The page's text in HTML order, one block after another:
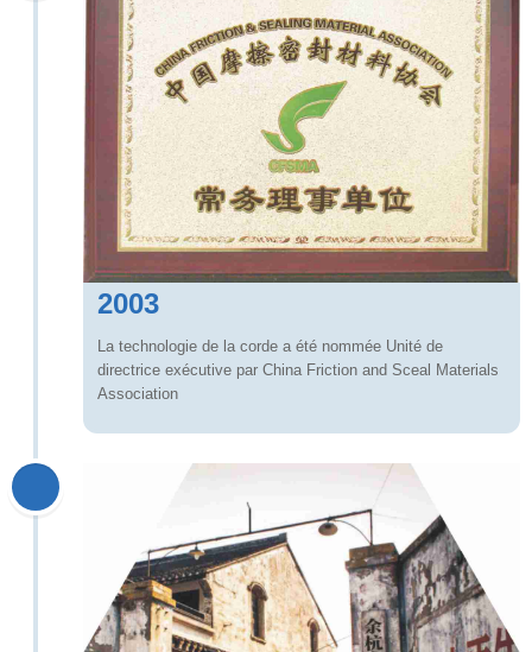
2003
La technologie de la corde a été nommée Unité de
directrice exécutive par China Friction and Sceal Materials
Association